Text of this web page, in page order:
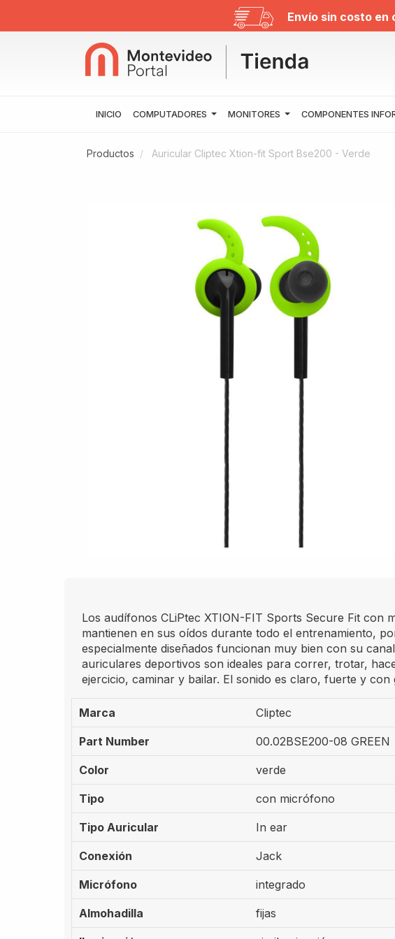
Envío sin costo en
INICIO COMPUTADORES MONITORES COMPONENTES
Productos Auricular Cliptec Xtion-fit Sport Bse200 - Verde
Los audífonos CLiPtec XTION-FIT Sports Secure Fit con
mantienen en sus oídos durante todo el entrenamiento,
especialmente diseñados funcionan muy bien con su
auriculares deportivos son ideales para correr, trotar,
ejercicio, caminar y bailar. El sonido es claro, fuerte y con
Marca Cliptec
Part Number 00.02BSE200-08 GREEN
Color verde
Tipo con micrófono
Tipo Auricular In ear
Conexión Jack
Micrófono integrado
Almohadilla fijas